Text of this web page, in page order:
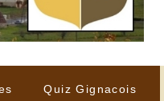
Quiz Gignacois